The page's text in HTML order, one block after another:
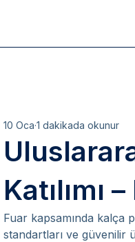
Katılımı
10 Oca 1 dakikada okunur
Fuar kapsamında kalça
standartları ve güvenilir